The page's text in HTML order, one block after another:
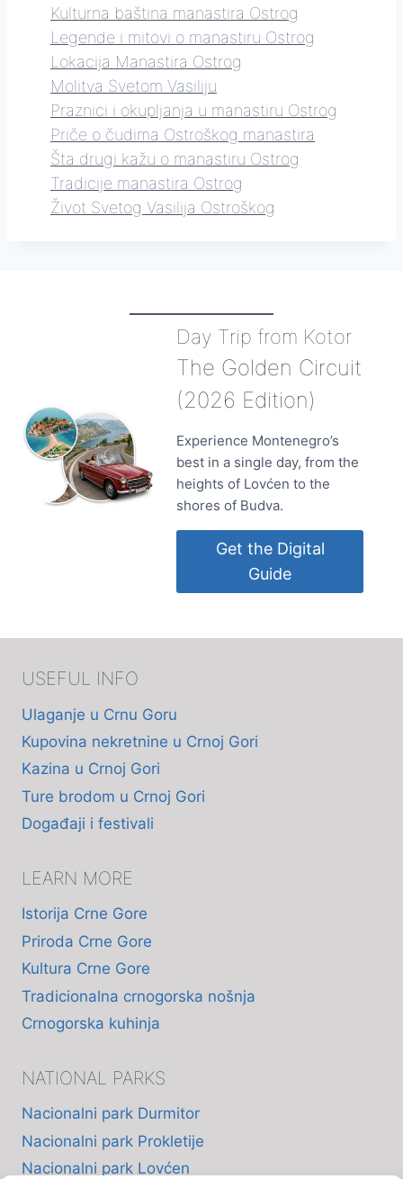
Kulturna baština manastira Ostrog
Legende i mitovi o manastiru Ostrog
Lokacija Manastira Ostrog
Molitva Svetom Vasiliju
Praznici i okupljanja u manastiru Ostrog
Priče o čudima Ostroškog manastira
Šta drugi kažu o manastiru Ostrog
Tradicije manastira Ostrog
Život Svetog Vasilija Ostroškog
Day Trip from Kotor
The Golden Circuit
(2026 Edition)
Experience Montenegro’s
best in a single day, from the
heights of Lovćen to the
shores of Budva.
Get the Digital
Guide
USEFUL INFO
Ulaganje u Crnu Goru
Kupovina nekretnine u Crnoj Gori
Kazina u Crnoj Gori
Ture brodom u Crnoj Gori
Događaji i festivali
LEARN MORE
Istorija Crne Gore
Priroda Crne Gore
Kultura Crne Gore
Tradicionalna crnogorska nošnja
Crnogorska kuhinja
NATIONAL PARKS
Nacionalni park Durmitor
Nacionalni park Prokletije
Nacionalni park Lovćen